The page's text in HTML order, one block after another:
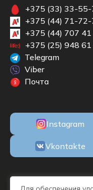
+375 (33) 33-
+375 (44) 71-72-
+375 (44) 707 41
+375 (25) 948 61
Telegram
Viber
Почта
Instagram
Vkontakte
ООО «БКМЕБЕЛЬ»